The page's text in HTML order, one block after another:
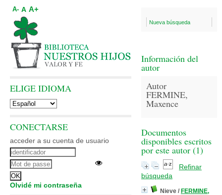
Nueva búsqueda
Información del
autor
Autor
FERMINE,
Maxence
Documentos
disponibles escritos
por este autor (1)
Refinar
búsqueda
Nieve / FERMINE,
A- A A+
ELIGE IDIOMA
CONECTARSE
acceder a su cuenta de usuario
Olvidé mi contraseña